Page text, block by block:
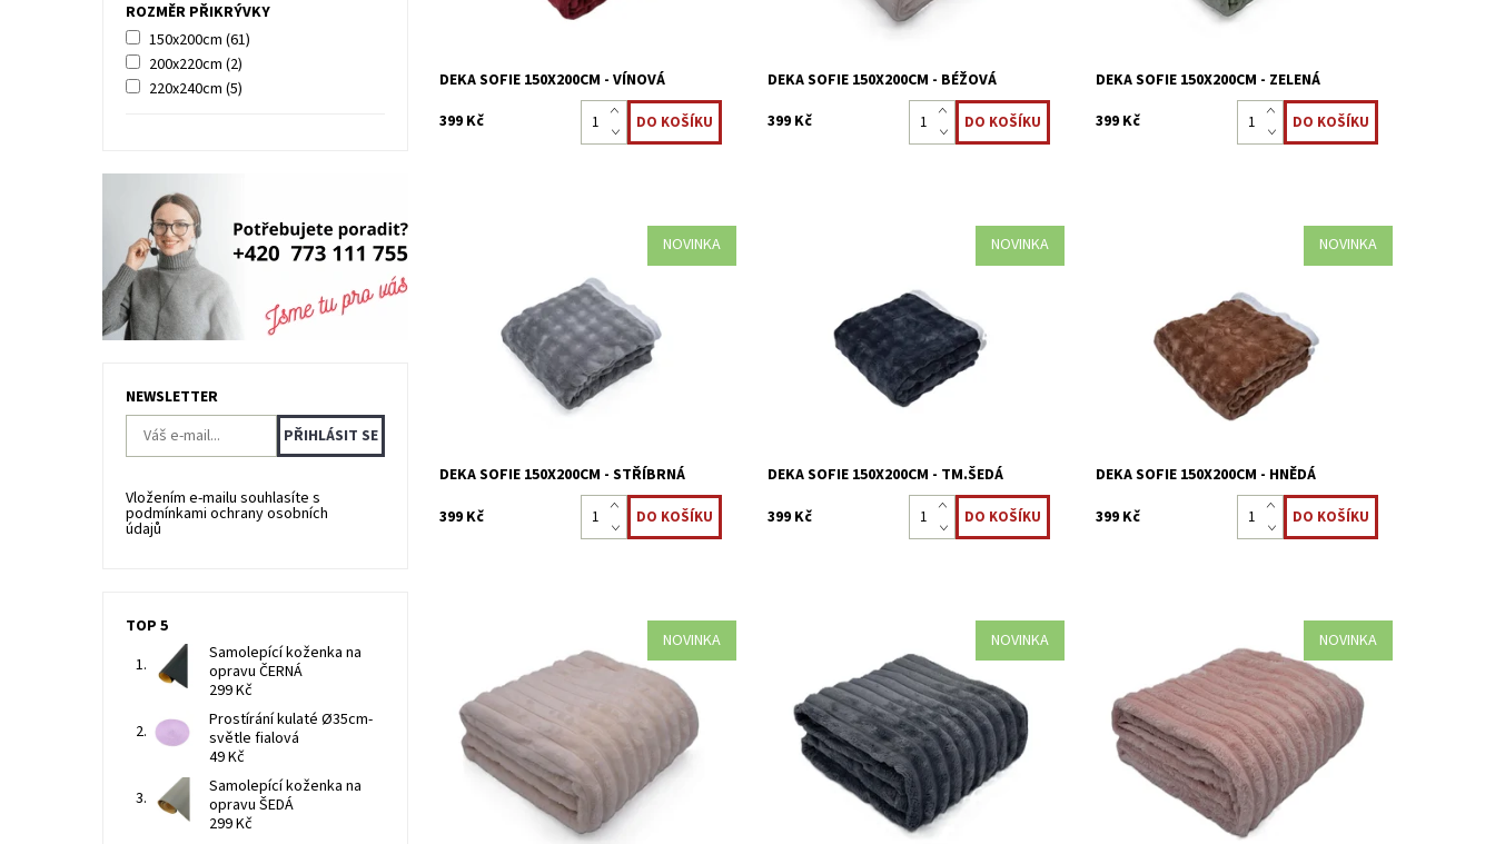
DEKA SOFIE 150X200CM - VÍNOVÁ
399 Kč
DEKA SOFIE 150X200CM - BÉŽOVÁ
399 Kč
DEKA SOFIE 150X200CM - ZELENÁ
399 Kč
NOVINKA
Deky mikroplyš jsou nadýchané a měkké
na dotek, velmi příjemné, vhodná i pro
Dostupnost:
Skladem >5 ks
8595248440791
DEKA SOFIE 150X200CM - STŘÍBRNÁ
399 Kč
NOVINKA
na dotek, velmi příjemné, vhodná i pro
Dostupnost:
Skladem >5 ks
8595248440807
DEKA SOFIE 150X200CM - TM.ŠEDÁ
399 Kč
NOVINKA
na dotek, velmi příjemné, vhodná i pro
Dostupnost:
Skladem >5 ks
8595248440814
DEKA SOFIE 150X200CM - HNĚDÁ
399 Kč
NOVINKA
Deky mikroplyš jsou nadýchané a měkké
na dotek, velmi příjemné, vhodná i pro
alergiky.
Dostupnost:
Skladem >5 ks
Kód:
8595248440890
NOVINKA
Deky mikroplyš jsou nadýchané a měkké
na dotek, velmi příjemné, vhodná i pro
alergiky.
Dostupnost:
Skladem >5 ks
8595248440920
NOVINKA
Deky mikroplyš jsou nadýchané a měkké
na dotek, velmi příjemné, vhodná i pro
alergiky.
Dostupnost:
Skladem >5 ks
Kód:
8595248440913
ROZMĚR PŘIKRÝVKY
150x200cm (61)
200x220cm (2)
220x240cm (5)
NEWSLETTER
Vložením e-mailu souhlasíte s
podmínkami ochrany osobních
údajů
TOP 5
Samolepící koženka na
opravu ČERNÁ
299 Kč
Prostírání kulaté Ø35cm-
světle fialová
49 Kč
Samolepící koženka na
opravu ŠEDÁ
299 Kč